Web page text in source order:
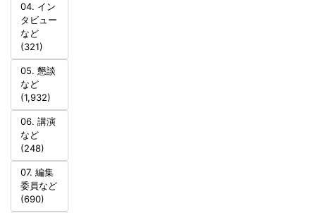
04. イン
タビュー
など
(321)
05. 懇談
など
(1,932)
06. 講演
など
(248)
07. 編集
委員など
(690)